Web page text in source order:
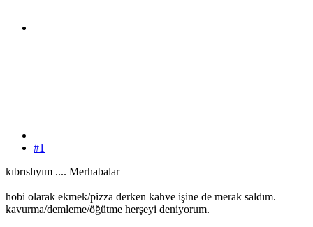
#1
kıbrıslıyım .... Merhabalar
hobi olarak ekmek/pizza derken kahve işine de merak saldım.
kavurma/demleme/öğütme herşeyi deniyorum.